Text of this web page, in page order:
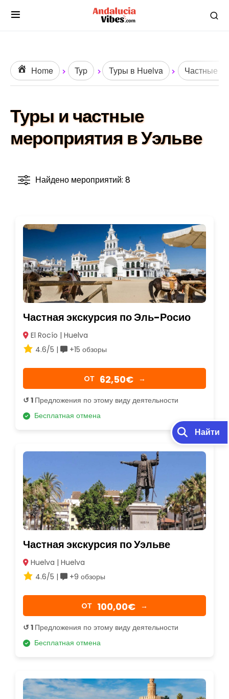
Home Typ Туры в Huelva Частные
Туры и частные
мероприятия в Уэльве
Найдено мероприятий: 8
Частная экскурсия по Эль-Росио
El Rocío | Huelva
4.6/5 |
+15 обзоры
OТ 62,50€ →
↺ 1 Предложения по этому виду деятельности
Бесплатная отмена
Частная экскурсия по Уэльве
Huelva | Huelva
4.6/5 |
+9 обзоры
OТ 100,00€ →
↺ 1 Предложения по этому виду деятельности
Бесплатная отмена
Найти